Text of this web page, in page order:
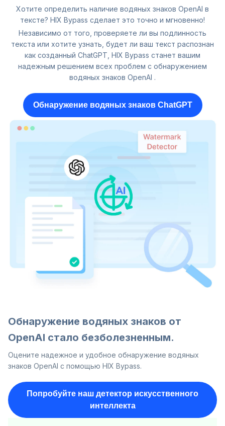
Хотите определить наличие водяных знаков OpenAI в
тексте? HIX Bypass сделает это точно и мгновенно!
Независимо от того, проверяете ли вы подлинность
текста или хотите узнать, будет ли ваш текст распознан
как созданный ChatGPT, HIX Bypass станет вашим
надежным решением всех проблем с обнаружением
водяных знаков OpenAI .
Обнаружение водяных знаков ChatGPT
Обнаружение водяных знаков от
OpenAI стало безболезненным.
Оцените надежное и удобное обнаружение водяных
знаков OpenAI с помощью HIX Bypass.
Попробуйте наш детектор искусственного
интеллекта